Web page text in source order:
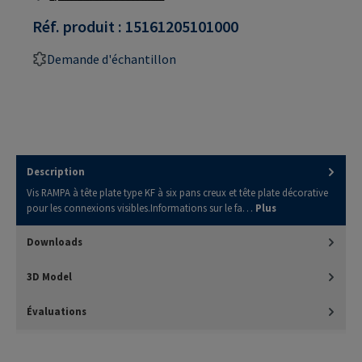
Réf. produit : 15161205101000
Demande d'échantillon
Description
Vis RAMPA à tête plate type KF à six pans creux et tête plate décorative
pour les connexions visibles.Informations sur le fa… Plus
Downloads
3D Model
Évaluations